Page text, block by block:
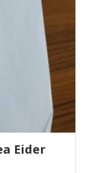
Eider